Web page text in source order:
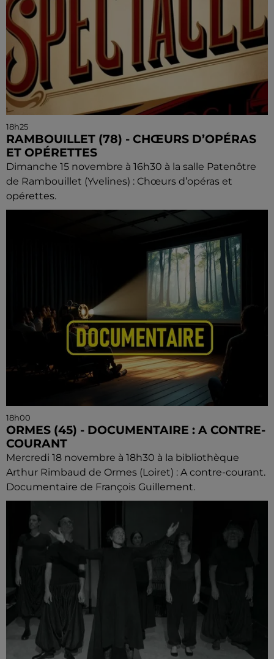
18h25
RAMBOUILLET (78) - CHŒURS D’OPÉRAS
ET OPÉRETTES
Dimanche 15 novembre à 16h30 à la salle Patenôtre
de Rambouillet (Yvelines) : Chœurs d’opéras et
opérettes.
18h00
ORMES (45) - DOCUMENTAIRE : A CONTRE-
COURANT
Mercredi 18 novembre à 18h30 à la bibliothèque
Arthur Rimbaud de Ormes (Loiret) : A contre-courant.
Documentaire de François Guillement.